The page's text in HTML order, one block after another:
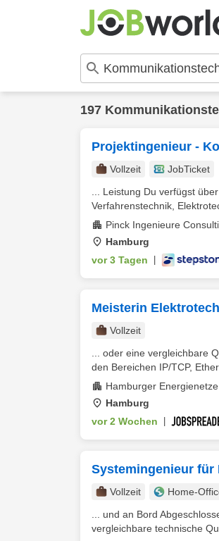
197
Projektingenieur -
Vollzeit
JobTicket
... Leistung Du verfügst
Verfahrenstechnik,
Pinck Ingenieure
Hamburg
vor 3 Tagen
Meisterin
Vollzeit
... oder eine vergleichbare
den Bereichen IP/TCP,
Hamburger
Hamburg
vor 2 Wochen
Systemingenieur für
Vollzeit Home-
... und an Bord
vergleichbare technische